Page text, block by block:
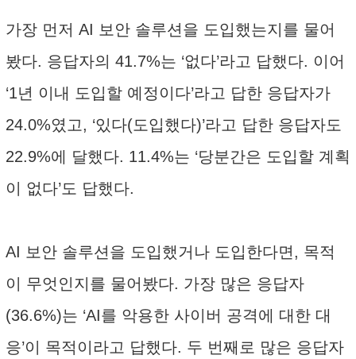
가장 먼저 AI 보안 솔루션을 도입했는지를 물어
봤다. 응답자의 41.7%는 ‘없다’라고 답했다. 이어
‘1년 이내 도입할 예정이다’라고 답한 응답자가
24.0%였고, ‘있다(도입했다)’라고 답한 응답자도
22.9%에 달했다. 11.4%는 ‘당분간은 도입할 계획
이 없다’도 답했다.
AI 보안 솔루션을 도입했거나 도입한다면, 목적
이 무엇인지를 물어봤다. 가장 많은 응답자
(36.6%)는 ‘AI를 악용한 사이버 공격에 대한 대
응’이 목적이라고 답했다. 두 번째로 많은 응답자